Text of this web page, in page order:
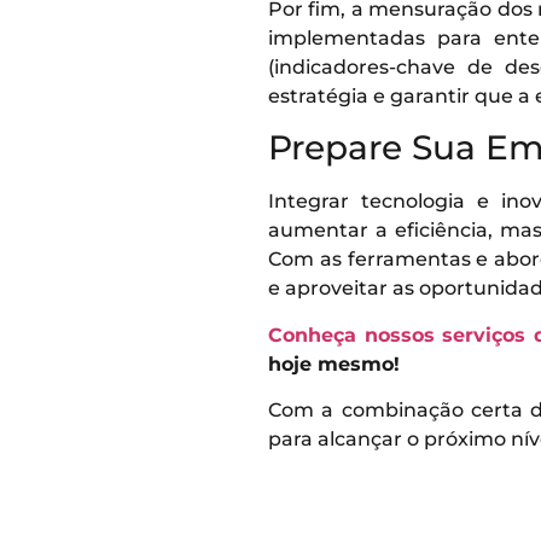
Por fim, a mensuração
implementadas para
(indicadores-chave de
estratégia e garantir que a
Prepare Sua
Integrar tecnologia e
aumentar a eficiência,
Com as ferramentas e
e aproveitar as
Conheça nossos
hoje mesmo!
Com a combinação certa
para alcançar o próximo